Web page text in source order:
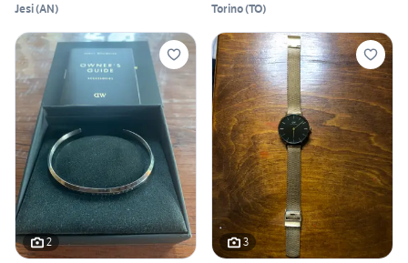
Jesi(AN) Torino(TO)
2 3